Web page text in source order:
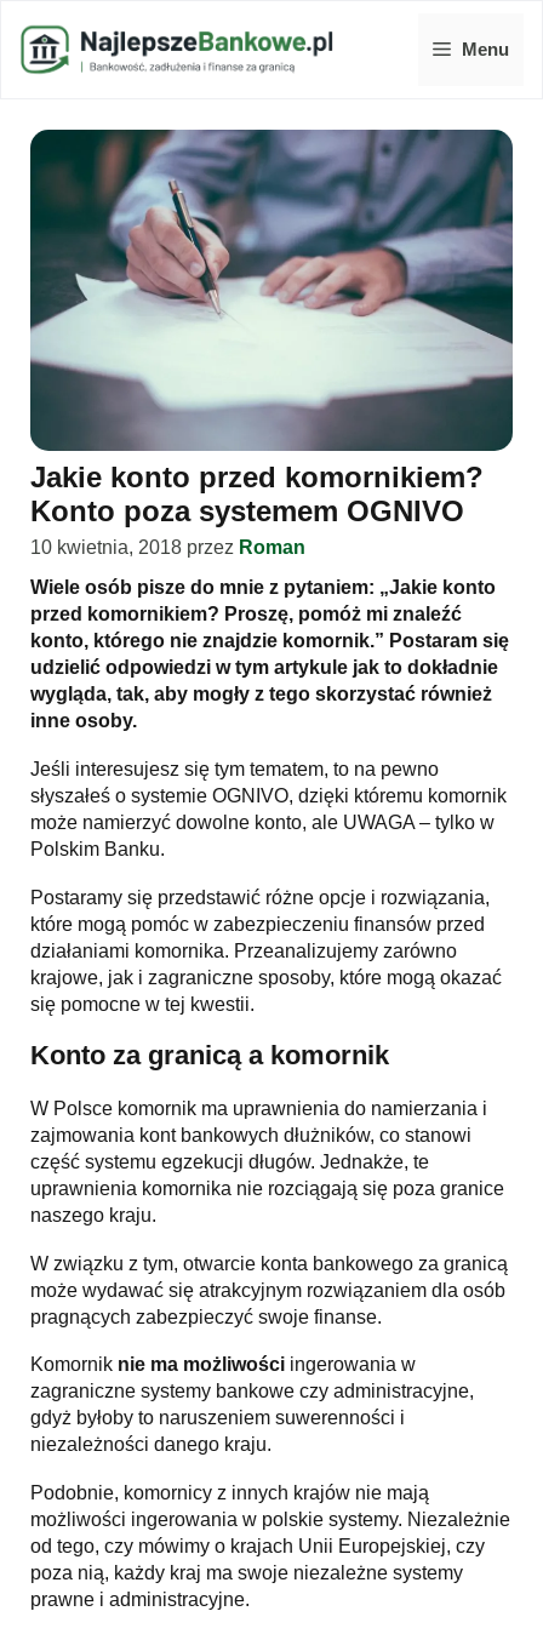
treści
Menu
Jakie konto przed komornikiem?
Konto poza systemem OGNIVO
10 kwietnia, 2018 przez Roman
Wiele osób pisze do mnie z pytaniem: „Jakie konto
przed komornikiem? Proszę, pomóż mi znaleźć
konto, którego nie znajdzie komornik.” Postaram się
udzielić odpowiedzi w tym artykule jak to dokładnie
wygląda, tak, aby mogły z tego skorzystać również
inne osoby.
Jeśli interesujesz się tym tematem, to na pewno
słyszałeś o systemie OGNIVO, dzięki któremu komornik
może namierzyć dowolne konto, ale UWAGA – tylko w
Polskim Banku.
Postaramy się przedstawić różne opcje i rozwiązania,
które mogą pomóc w zabezpieczeniu finansów przed
działaniami komornika. Przeanalizujemy zarówno
krajowe, jak i zagraniczne sposoby, które mogą okazać
się pomocne w tej kwestii.
Konto za granicą a komornik
W Polsce komornik ma uprawnienia do namierzania i
zajmowania kont bankowych dłużników, co stanowi
część systemu egzekucji długów. Jednakże, te
uprawnienia komornika nie rozciągają się poza granice
naszego kraju.
W związku z tym, otwarcie konta bankowego za granicą
może wydawać się atrakcyjnym rozwiązaniem dla osób
pragnących zabezpieczyć swoje finanse.
Komornik nie ma możliwości ingerowania w
zagraniczne systemy bankowe czy administracyjne,
gdyż byłoby to naruszeniem suwerenności i
niezależności danego kraju.
Podobnie, komornicy z innych krajów nie mają
możliwości ingerowania w polskie systemy. Niezależnie
od tego, czy mówimy o krajach Unii Europejskiej, czy
poza nią, każdy kraj ma swoje niezależne systemy
prawne i administracyjne.